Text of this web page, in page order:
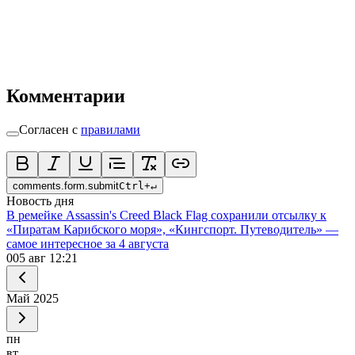
Комментарии
Согласен с правилами
comments.form.submitCtrl+↵
Новость дня
В ремейке Assassin's Creed Black Flag сохранили отсылку к
«Пиратам Карибского моря», «Кингспорт. Путеводитель» —
самое интересное за 4 августа
005 авг 12:21
Май 2025
пн